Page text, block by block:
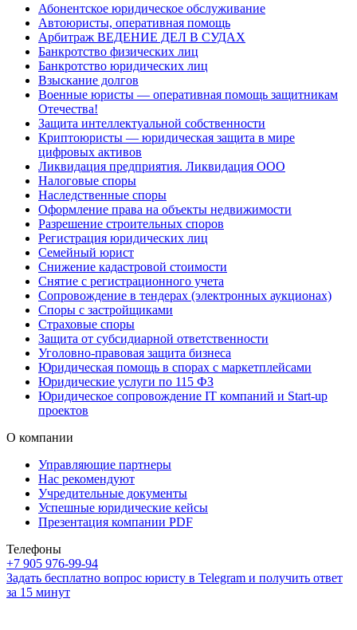
Абонентское юридическое обслуживание
Автоюристы, оперативная помощь
Арбитраж ВЕДЕНИЕ ДЕЛ В СУДАХ
Банкротство физических лиц
Банкротство юридических лиц
Взыскание долгов
Военные юристы — оперативная помощь защитникам
Отечества!
Защита интеллектуальной собственности
Криптоюристы — юридическая защита в мире
цифровых активов
Ликвидация предприятия. Ликвидация ООО
Налоговые споры
Наследственные споры
Оформление права на объекты недвижимости
Разрешение строительных споров
Регистрация юридических лиц
Семейный юрист
Снижение кадастровой стоимости
Снятие с регистрационного учета
Сопровождение в тендерах (электронных аукционах)
Споры с застройщиками
Страховые споры
Защита от субсидиарной ответственности
Уголовно-правовая защита бизнеса
Юридическая помощь в спорах с маркетплейсами
Юридические услуги по 115 ФЗ
Юридическое сопровождение IT компаний и Start-up
проектов
О компании
Управляющие партнеры
Нас рекомендуют
Учредительные документы
Успешные юридические кейсы
Презентация компании PDF
Телефоны
+7 905 976-99-94
Задать бесплатно вопрос юристу в Telegram и получить ответ
за 15 минут